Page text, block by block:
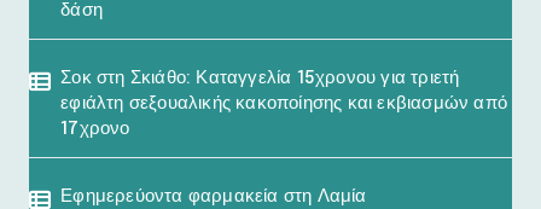
δάση
Σοκ στη Σκιάθο: Καταγγελία 15χρονου για τριετή
εφιάλτη σεξουαλικής κακοποίησης και εκβιασμών από
17χρονο
Εφημερεύοντα φαρμακεία στη Λαμία